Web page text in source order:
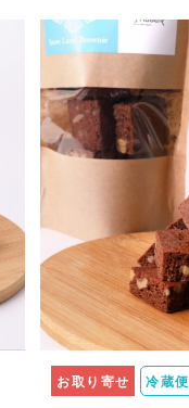
お取り寄せ 冷蔵便